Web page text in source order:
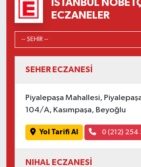
İSTANBUL
ECZANELER
SEHER ECZANESİ
Piyalepaşa Mahallesi,
104/A, Kasımpaşa, Beyoğlu
Yol Tarifi Al 0 (212) 254
NIHAL ECZANESİ